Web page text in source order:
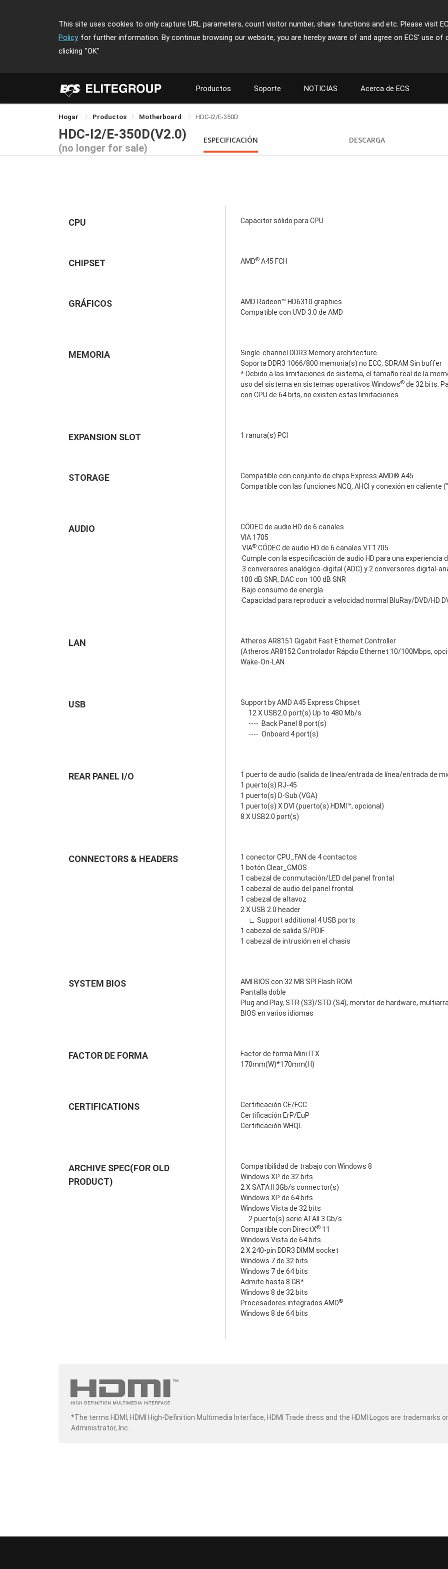
This site uses cookies to only capture URL parameters, count visitor number, share functions and etc. Please visit
Policy for further information. By continue browsing our website, you are hereby aware of and agree on ECS' use of
clicking "OK"
Productos Soporte NOTICIAS Acerca de ECS
Hogar Productos Motherboard HDC-I2/E-350D
HDC-I2/E-350D(V2.0)
(no longer for sale)
ESPECIFICACIÓN DESCARGA
CPU Capacitor sólido para CPU
CHIPSET AMD® A45 FCH
GRÁFICOS
AMD Radeon™ HD6310 graphics
Compatible con UVD 3.0 de AMD
MEMORIA
Single-channel DDR3 Memory architecture
Soporta DDR3 1066/800 memoria(s) no ECC, SDRAM Sin buffer
* Debido a las limitaciones de sistema, el tamaño real de la
uso del sistema en sistemas operativos Windows® de 32 bits.
con CPU de 64 bits, no existen estas limitaciones
EXPANSION SLOT 1 ranura(s) PCI
STORAGE
Compatible con conjunto de chips Express AMD® A45
Compatible con las funciones NCQ, AHCI y conexión en caliente
AUDIO
CÓDEC de audio HD de 6 canales
VIA 1705
‧VIA® CÓDEC de audio HD de 6 canales VT1705
‧Cumple con la especificación de audio HD para una
‧3 conversores analógico-digital (ADC) y 2 conversores digital-
100 dB SNR, DAC con 100 dB SNR
‧Bajo consumo de energía
‧Capacidad para reproducir a velocidad normal BluRay/DVD/HD
LAN
Atheros AR8151 Gigabit Fast Ethernet Controller
(Atheros AR8152 Controlador Rápdio Ethernet 10/100Mbps,
Wake-On-LAN
USB
Support by AMD A45 Express Chipset
12 X USB2.0 port(s) Up to 480 Mb/s
---- Back Panel 8 port(s)
---- Onboard 4 port(s)
REAR PANEL I/O
1 puerto de audio (salida de línea/entrada de línea/entrada de
1 puerto(s) RJ-45
1 puerto(s) D-Sub (VGA)
1 puerto(s) X DVI (puerto(s) HDMI™, opcional)
8 X USB2.0 port(s)
CONNECTORS & HEADERS
1 conector CPU_FAN de 4 contactos
1 botón Clear_CMOS
1 cabezal de conmutación/LED del panel frontal
1 cabezal de audio del panel frontal
1 cabezal de altavoz
2 X USB 2.0 header
∟ Support additional 4 USB ports
1 cabezal de salida S/PDIF
1 cabezal de intrusión en el chasis
SYSTEM BIOS
AMI BIOS con 32 MB SPI Flash ROM
Pantalla doble
Plug and Play, STR (S3)/STD (S4), monitor de hardware,
BIOS en varios idiomas
FACTOR DE FORMA
Factor de forma Mini ITX
170mm(W)*170mm(H)
CERTIFICATIONS
Certificación CE/FCC
Certificación ErP/EuP
Certificación WHQL
ARCHIVE SPEC(FOR OLD
PRODUCT)
Compatibilidad de trabajo con Windows 8
Windows XP de 32 bits
2 X SATA II 3Gb/s connector(s)
Windows XP de 64 bits
Windows Vista de 32 bits
2 puerto(s) serie ATAII 3 Gb/s
Compatible con DirectX® 11
Windows Vista de 64 bits
2 X 240-pin DDR3 DIMM socket
Windows 7 de 32 bits
Windows 7 de 64 bits
Admite hasta 8 GB*
Windows 8 de 32 bits
Procesadores integrados AMD®
Windows 8 de 64 bits
*The terms HDMI, HDMI High-Definition Multimedia Interface, HDMI Trade dress and the HDMI Logos are trademarks
Administrator, Inc.